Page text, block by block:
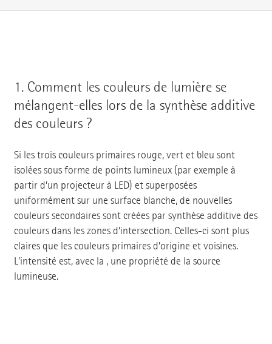
1. Comment les couleurs de lumière se
mélangent-elles lors de la synthèse additive
des couleurs ?
Si les trois couleurs primaires rouge, vert et bleu sont
isolées sous forme de points lumineux (par exemple à
partir d’un projecteur à LED) et superposées
uniformément sur une surface blanche, de nouvelles
couleurs secondaires sont créées par synthèse additive des
couleurs dans les zones d’intersection. Celles-ci sont plus
claires que les couleurs primaires d’origine et voisines.
L'intensité est, avec la , une propriété de la source
lumineuse.